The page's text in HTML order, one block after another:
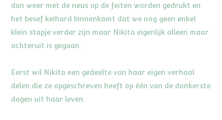
dan weer met de neus op de feiten worden gedrukt en
het besef keihard binnenkomt dat we nog geen enkel
klein stapje verder zijn maar Nikita eigenlijk alleen maar
achteruit is gegaan.
Eerst wil Nikita een gedeelte van haar eigen verhaal
delen die ze opgeschreven heeft op één van de donkerste
dagen uit haar leven.